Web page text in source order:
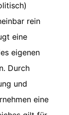
rein
eine
eigenen
Durch
und
eine